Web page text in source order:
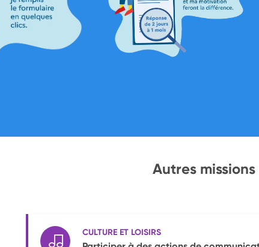
Autres
CULTURE ET LOISIRS